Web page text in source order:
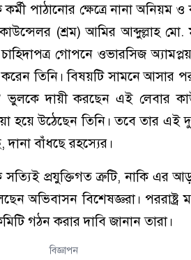
পাঠানোর ক্ষেত্রে নানা অনিয়ম
(শ্রম) আমির আব্দুল্লাহ মো.
গোপনে ওভারসিজ
তিনি। বিষয়টি সামনে আসার
ভুলকে দায়ী করছেন এই লেবার
হয়ে উঠেছেন তিনি। তবে তার এই
দানা বাঁধছে রহস্যের।
প্রযুক্তিগত ত্রুটি, নাকি এর
অভিবাসন বিশেষজ্ঞরা। পররাষ্ট্র
গঠন করার দাবি জানান তারা।
বিজ্ঞাপন